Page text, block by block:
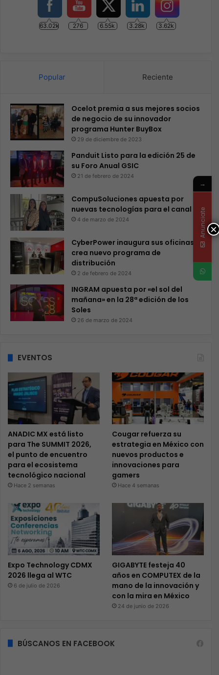
63.02k 276 6.55k 3.28k 3.62k
Popular Reciente
Ocelot premia a sus mejores socios
de negocio de su innovador
programa Hunter BuyBox
29 de diciembre de 2023
Panduit Listo para la edición 25 de
su Foro Anual GSIC
21 de febrero de 2024
CompuSoluciones apuesta por
nuevas tecnologías para el canal
4 de marzo de 2024
CyberPower inaugura sus oficinas y
crea nuevo programa de
distribución
2 de febrero de 2024
INGRAM apuesta por «el sol del
mañana» en la 28ª edición de los
Soles
26 de marzo de 2024
EVENTOS
ANADIC MX está listo
para The SUMMIT 2026,
el punto de encuentro
para el ecosistema
tecnológico nacional
Hace 2 semanas
Cougar refuerza su
estrategia en México con
nuevos productos e
innovaciones para
gamers
Hace 4 semanas
Expo Technology CDMX
2026 llega al WTC
6 de julio de 2026
GIGABYTE festeja 40
años en COMPUTEX de la
mano de la innovación y
con la mira en México
24 de junio de 2026
BÚSCANOS EN FACEBOOK
×
→
Anunciate